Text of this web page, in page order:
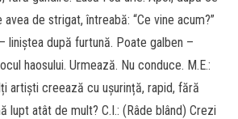
de strigat, întreabă: “Ce vine acum?”
liniștea după furtună. Poate galben –
haosului. Urmează. Nu conduce. M.E.:
artiști creează cu ușurință, rapid, fără
lupt atât de mult? C.I.: (Râde blând) Crezi